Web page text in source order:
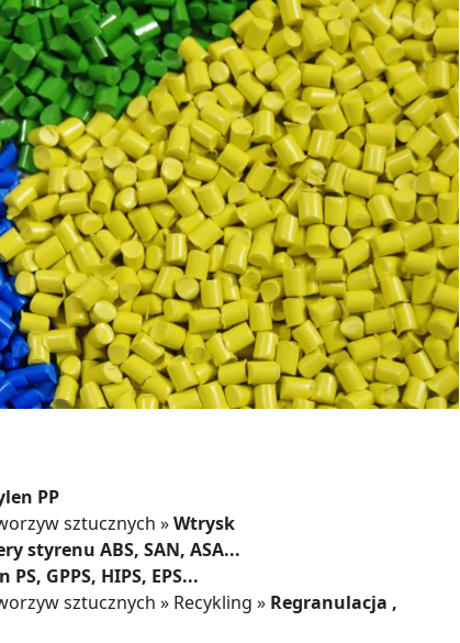
PP
sztucznych »Wtrysk
styrenu ABS, SAN, ASA...
GPPS, HIPS, EPS...
sztucznych » Recykling » Regranulacja ,